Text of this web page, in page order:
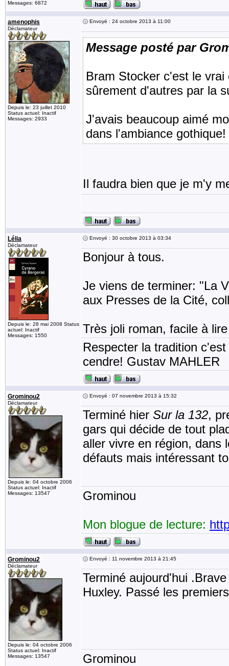
Messages: 6872
amenophis
Déclamateur
Depuis le: 23 juillet 2010
Status actuel: Inactif
Messages: 2933
Envoyé : 24 octobre 2013 à 11:00
Message posté par
Bram Stocker c'est le
sûrement d'autres par la
J'avais beaucoup aimé
dans l'ambiance gothique!
Il faudra bien que je m'y
Lélia
Déclamateur
Depuis le: 28 mai 2008 Status
actuel: Inactif
Messages: 1550
Envoyé : 30 octobre 2013 à 03:34
Bonjour à tous.
Je viens de terminer: "La
aux Presses de la Cité,
Très joli roman, facile à
Respecter la tradition
cendre! Gustav MAHLER
Grominou2
Déclamateur
Depuis le: 04 octobre 2006
Status actuel: Inactif
Messages: 13547
Envoyé : 07 novembre 2013 à 15:32
Terminé hier Sur la 132,
gars qui décide de tout
aller vivre en région, dans
défauts mais intéressant
Grominou
Mon blogue de lecture:
Grominou2
Déclamateur
Depuis le: 04 octobre 2006
Status actuel: Inactif
Messages: 13547
Envoyé : 11 novembre 2013 à 21:45
Terminé aujourd'hui
Huxley. Passé les
Grominou